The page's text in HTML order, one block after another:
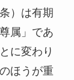
）は有期
属」であ
に変わり
ほうが重